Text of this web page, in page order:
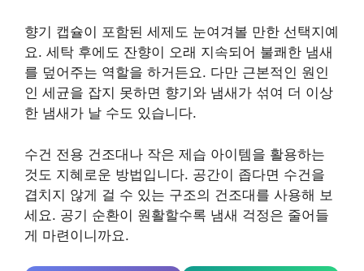
향기 캡슐이 포함된 세제도 눈여겨볼 만한 선택지예
요. 세탁 후에도 잔향이 오래 지속되어 불쾌한 냄새
를 덮어주는 역할을 하거든요. 다만 근본적인 원인
인 세균을 잡지 못하면 향기와 냄새가 섞여 더 이상
한 냄새가 날 수도 있습니다.
수건 전용 건조대나 작은 제습 아이템을 활용하는
것도 지혜로운 방법입니다. 공간이 좁다면 수건을
겹치지 않게 걸 수 있는 구조의 건조대를 사용해 보
세요. 공기 순환이 원활할수록 냄새 걱정은 줄어들
게 마련이니까요.